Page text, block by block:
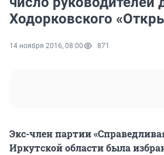
Ходорковского
14 ноября 2016, 08:00 871
Экс-член партии
Иркутской области была